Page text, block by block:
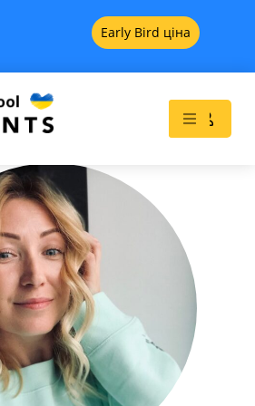
Найбільш трендова ніша
найму: міфи та факти: Що
таке Affiliate marketing та як
рекрутеру/сорсеру почати
працювати в цій ніші? -
Вебінари
Early Bird ціна